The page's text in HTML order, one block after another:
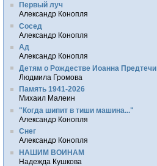
Первый луч
Александр Конопля
Сосед
Александр Конопля
Ад
Александр Конопля
Детям о Рождестве Иоанна Предтечи
Людмила Громова
Память 1941-2026
Михаил Малеин
"Когда шипит в тиши машина..."
Александр Конопля
Снег
Александр Конопля
НАШИМ ВОИНАМ
Надежда Кушкова